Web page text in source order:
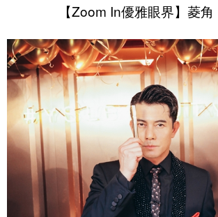
【Zoom In優雅眼界】菱